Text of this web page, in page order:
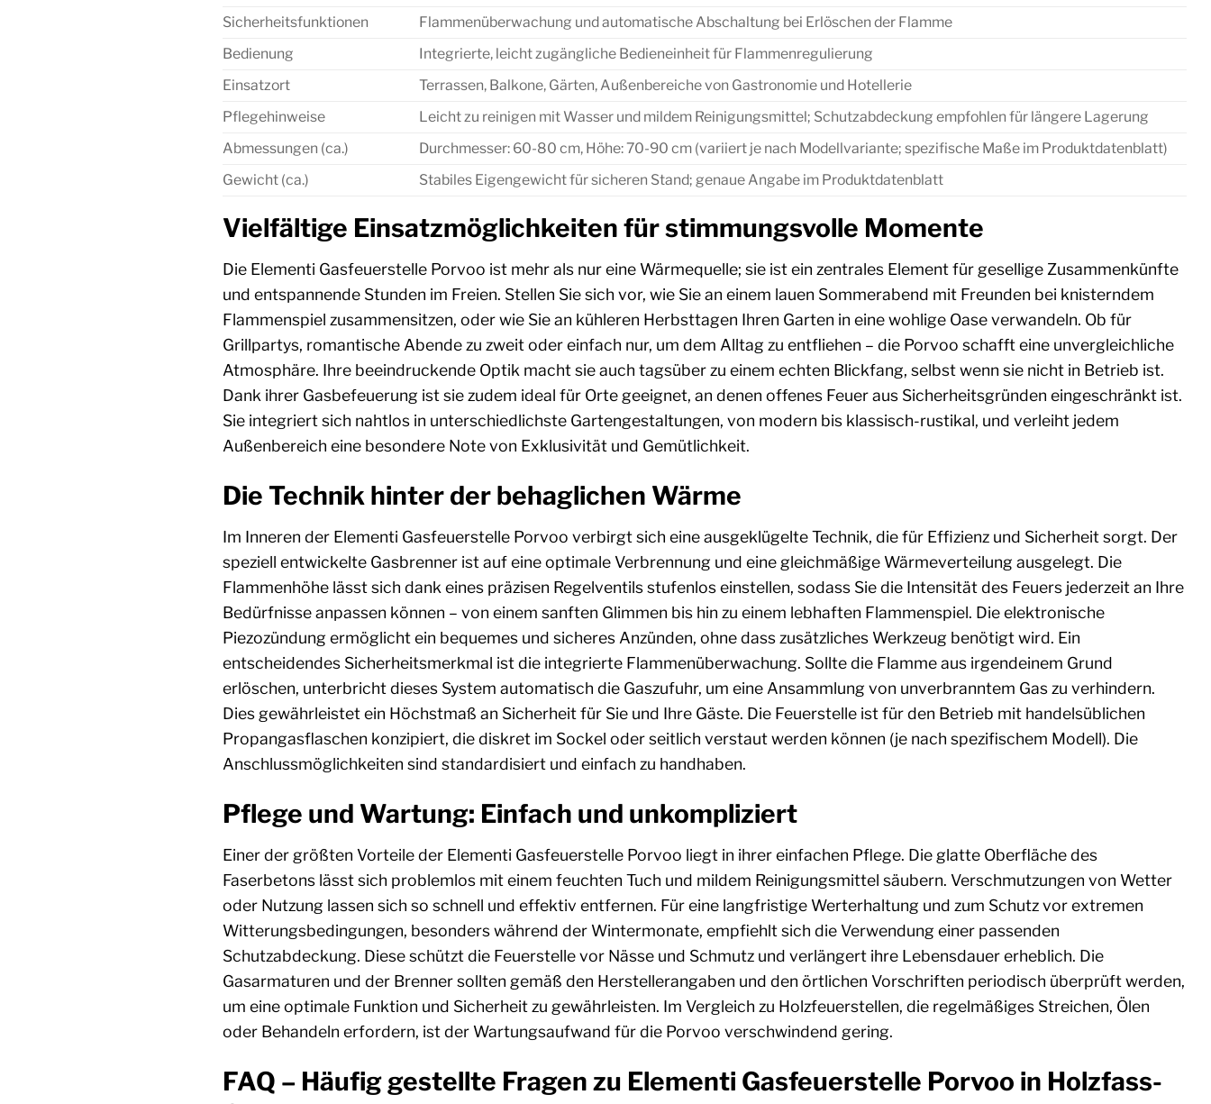
Sicherheitsfunktionen
Flammenüberwachung und automatische Abschaltung bei Erlöschen der Flamme
Bedienung
Integrierte, leicht zugängliche Bedieneinheit für Flammenregulierung
Einsatzort
Terrassen, Balkone, Gärten, Außenbereiche von Gastronomie und Hotellerie
Pflegehinweise
Leicht zu reinigen mit Wasser und mildem Reinigungsmittel; Schutzabdeckung empfohlen für längere Lagerung
Abmessungen (ca.)
Durchmesser: 60-80 cm, Höhe: 70-90 cm (variiert je nach Modellvariante; spezifische Maße im Produktdatenblatt)
Gewicht (ca.)
Stabiles Eigengewicht für sicheren Stand; genaue Angabe im Produktdatenblatt
Vielfältige Einsatzmöglichkeiten für stimmungsvolle Momente
Die Elementi Gasfeuerstelle Porvoo ist mehr als nur eine Wärmequelle; sie ist ein zentrales Element für gesellige Zusammenkünfte
und entspannende Stunden im Freien. Stellen Sie sich vor, wie Sie an einem lauen Sommerabend mit Freunden bei knisterndem
Flammenspiel zusammensitzen, oder wie Sie an kühleren Herbsttagen Ihren Garten in eine wohlige Oase verwandeln. Ob für
Grillpartys, romantische Abende zu zweit oder einfach nur, um dem Alltag zu entfliehen – die Porvoo schafft eine unvergleichliche
Atmosphäre. Ihre beeindruckende Optik macht sie auch tagsüber zu einem echten Blickfang, selbst wenn sie nicht in Betrieb ist.
Dank ihrer Gasbefeuerung ist sie zudem ideal für Orte geeignet, an denen offenes Feuer aus Sicherheitsgründen eingeschränkt ist.
Sie integriert sich nahtlos in unterschiedlichste Gartengestaltungen, von modern bis klassisch-rustikal, und verleiht jedem
Außenbereich eine besondere Note von Exklusivität und Gemütlichkeit.
Die Technik hinter der behaglichen Wärme
Im Inneren der Elementi Gasfeuerstelle Porvoo verbirgt sich eine ausgeklügelte Technik, die für Effizienz und Sicherheit sorgt. Der
speziell entwickelte Gasbrenner ist auf eine optimale Verbrennung und eine gleichmäßige Wärmeverteilung ausgelegt. Die
Flammenhöhe lässt sich dank eines präzisen Regelventils stufenlos einstellen, sodass Sie die Intensität des Feuers jederzeit an Ihre
Bedürfnisse anpassen können – von einem sanften Glimmen bis hin zu einem lebhaften Flammenspiel. Die elektronische
Piezozündung ermöglicht ein bequemes und sicheres Anzünden, ohne dass zusätzliches Werkzeug benötigt wird. Ein
entscheidendes Sicherheitsmerkmal ist die integrierte Flammenüberwachung. Sollte die Flamme aus irgendeinem Grund
erlöschen, unterbricht dieses System automatisch die Gaszufuhr, um eine Ansammlung von unverbranntem Gas zu verhindern.
Dies gewährleistet ein Höchstmaß an Sicherheit für Sie und Ihre Gäste. Die Feuerstelle ist für den Betrieb mit handelsüblichen
Propangasflaschen konzipiert, die diskret im Sockel oder seitlich verstaut werden können (je nach spezifischem Modell). Die
Anschlussmöglichkeiten sind standardisiert und einfach zu handhaben.
Pflege und Wartung: Einfach und unkompliziert
Einer der größten Vorteile der Elementi Gasfeuerstelle Porvoo liegt in ihrer einfachen Pflege. Die glatte Oberfläche des
Faserbetons lässt sich problemlos mit einem feuchten Tuch und mildem Reinigungsmittel säubern. Verschmutzungen von Wetter
oder Nutzung lassen sich so schnell und effektiv entfernen. Für eine langfristige Werterhaltung und zum Schutz vor extremen
Witterungsbedingungen, besonders während der Wintermonate, empfiehlt sich die Verwendung einer passenden
Schutzabdeckung. Diese schützt die Feuerstelle vor Nässe und Schmutz und verlängert ihre Lebensdauer erheblich. Die
Gasarmaturen und der Brenner sollten gemäß den Herstellerangaben und den örtlichen Vorschriften periodisch überprüft werden,
um eine optimale Funktion und Sicherheit zu gewährleisten. Im Vergleich zu Holzfeuerstellen, die regelmäßiges Streichen, Ölen
oder Behandeln erfordern, ist der Wartungsaufwand für die Porvoo verschwindend gering.
FAQ – Häufig gestellte Fragen zu Elementi Gasfeuerstelle Porvoo in Holzfass-